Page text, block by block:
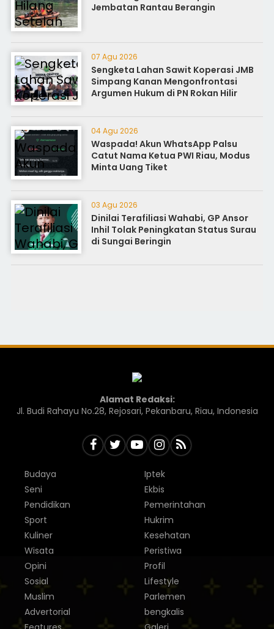
Jembatan Rantau Berangin
07 Agu 2026
Sengketa Lahan Sawit Koperasi JMB
Simpang Kanan Mengonfrontasi
Argumen Hukum di PN Rokan Hilir
04 Agu 2026
Waspada! Akun WhatsApp Palsu
Catut Nama Ketua PWI Riau, Modus
Minta Uang Tiket
03 Agu 2026
Dinilai Terafiliasi Wahabi, GP Ansor
Inhil Tolak Peningkatan Status Surau
di Sungai Beringin
Alamat Redaksi:
Jl. Budi Rahayu No.28, Rejosari, Pekanbaru, Riau, Indonesia
Budaya
Seni
Pendidikan
Sport
Kuliner
Wisata
Iptek
Ekbis
Pemerintahan
Hukrim
Kesehatan
Peristiwa
Opini
Sosial
Muslim
Advertorial
Profil
Lifestyle
Parlemen
bengkalis